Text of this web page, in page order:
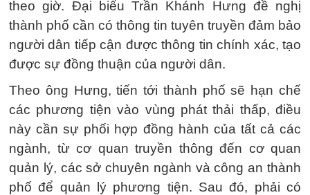
theo giờ. Đại biểu Trần Khánh Hưng đề nghị
thành phố cần có thông tin tuyên truyền đảm bảo
người dân tiếp cận được thông tin chính xác, tạo
được sự đồng thuận của người dân.
Theo ông Hưng, tiến tới thành phố sẽ hạn chế
các phương tiện vào vùng phát thải thấp, điều
này cần sự phối hợp đồng hành của tất cả các
ngành, từ cơ quan truyền thông đến cơ quan
quản lý, các sở chuyên ngành và công an thành
phố để quản lý phương tiện. Sau đó, phải có